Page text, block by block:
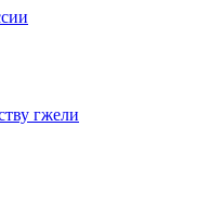
гжели